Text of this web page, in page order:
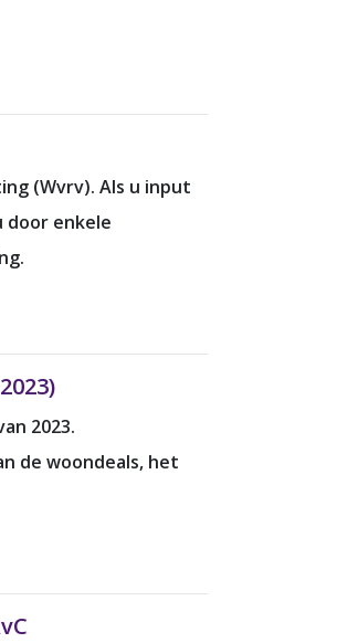
(Wvrv). Als u input
door enkele
2023.
de woondeals, het